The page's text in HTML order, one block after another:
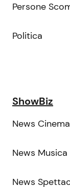
Persone
Politica
ShowBiz
News Cinema
News Musica
News